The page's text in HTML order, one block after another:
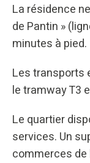
La résidence
de Pantin »
minutes à pied.
Les transports
le tramway T3
Le quartier
services. Un
commerces